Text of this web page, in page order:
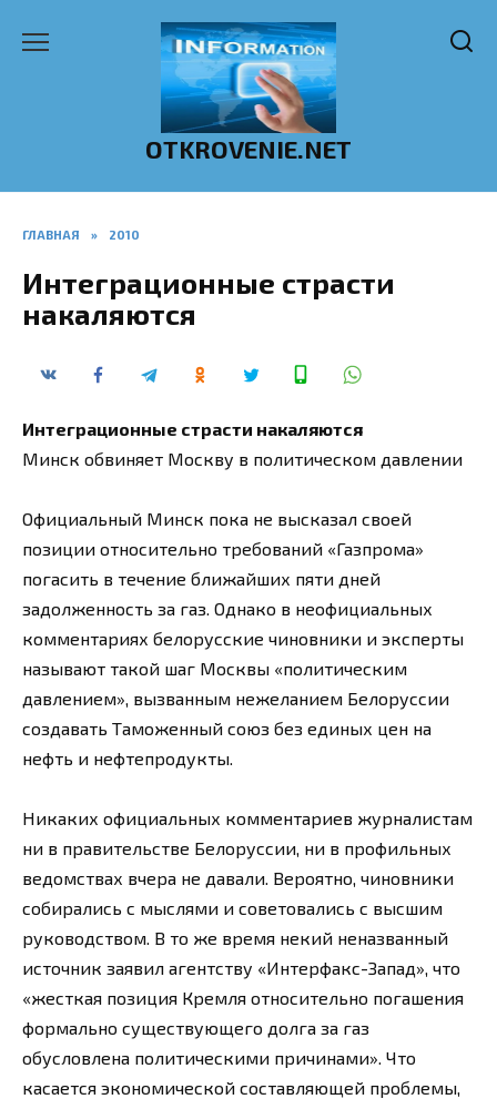
OTKROVENIE.NET
ГЛАВНАЯ » 2010
Интеграционные страсти
накаляются
Интеграционные страсти накаляются
Минск обвиняет Москву в политическом давлении
Официальный Минск пока не высказал своей
позиции относительно требований «Газпрома»
погасить в течение ближайших пяти дней
задолженность за газ. Однако в неофициальных
комментариях белорусские чиновники и эксперты
называют такой шаг Москвы «политическим
давлением», вызванным нежеланием Белоруссии
создавать Таможенный союз без единых цен на
нефть и нефтепродукты.
Никаких официальных комментариев журналистам
ни в правительстве Белоруссии, ни в профильных
ведомствах вчера не давали. Вероятно, чиновники
собирались с мыслями и советовались с высшим
руководством. В то же время некий неназванный
источник заявил агентству «Интерфакс-Запад», что
«жесткая позиция Кремля относительно погашения
формально существующего долга за газ
обусловлена политическими причинами». Что
касается экономической составляющей проблемы,